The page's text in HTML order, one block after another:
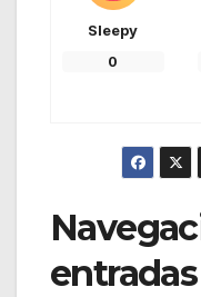
Sleepy
0
entradas